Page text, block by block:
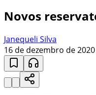
Novos
Janequeli Silva
16 de dezembro de